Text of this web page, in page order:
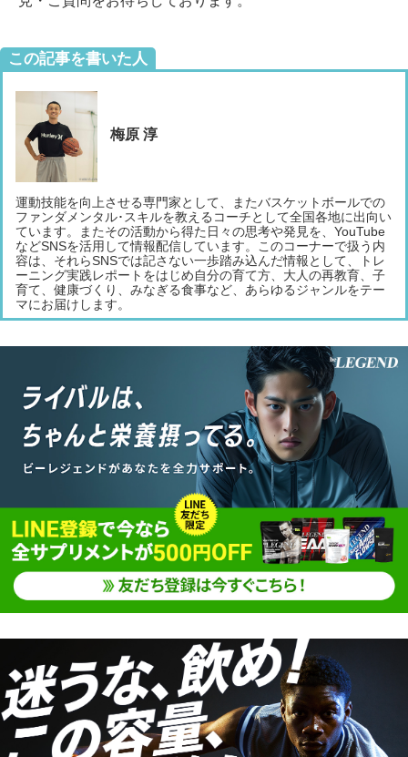
この記事を書いた人
梅原 淳
運動技能を向上させる専門家として、またバスケットボールでの
ファンダメンタル･スキルを教えるコーチとして全国各地に出向い
ています。またその活動から得た日々の思考や発見を、YouTube
などSNSを活用して情報配信しています。このコーナーで扱う内
容は、それらSNSでは記さない一歩踏み込んだ情報として、トレ
ーニング実践レポートをはじめ自分の育て方、大人の再教育、子
育て、健康づくり、みなぎる食事など、あらゆるジャンルをテー
マにお届けします。